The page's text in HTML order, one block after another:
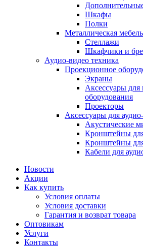
Шкафы
Полки
Металлическая мебель
Стеллажи
Шкафчики и
Аудио-видео техника
Проекционное
Экраны
Аксессуары
оборудования
Проекторы
Аксессуары для
Акустические
Кронштейны
Кронштейны
Кабели для
Новости
Акции
Как купить
Условия оплаты
Условия доставки
Гарантия и возврат товара
Оптовикам
Услуги
Контакты